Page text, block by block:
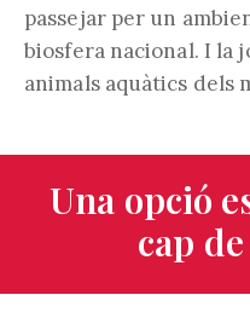
passejar per un
biosfera nacional. I la
animals aquàtics dels
Una opció
cap